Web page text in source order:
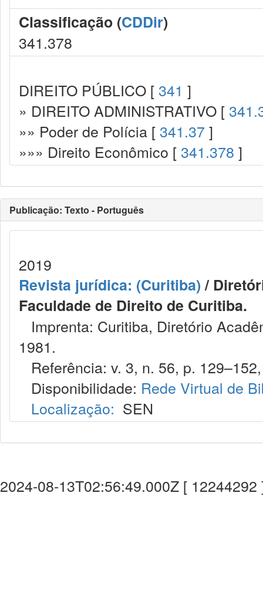
Classificação (CDDir)
341.378
DIREITO PÚBLICO [ 341 ]
» DIREITO ADMINISTRATIVO [
»» Poder de Polícia [ 341.37 ]
»»» Direito Econômico [ 341.378 ]
Publicação: Texto - Português
2019
Revista jurídica: (Curitiba)/
Faculdade de Direito de Curitiba.
Imprenta: Curitiba, Diretório
1981.
Referência: v. 3, n. 56, p.
Disponibilidade: Rede Virtual de
Localização: SEN
2024-08-13T02:56:49.000Z [ 12244292